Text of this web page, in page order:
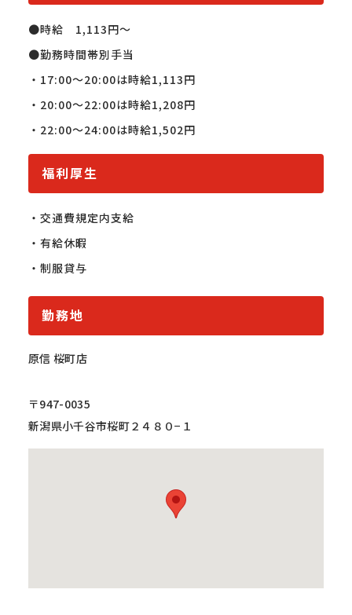
●時給　1,113円〜
●勤務時間帯別手当
・17:00〜20:00は時給1,113円
・20:00〜22:00は時給1,208円
・22:00〜24:00は時給1,502円
福利厚生
・交通費規定内支給
・有給休暇
・制服貸与
勤務地
原信 桜町店
〒947-0035
新潟県小千谷市桜町２４８０−１